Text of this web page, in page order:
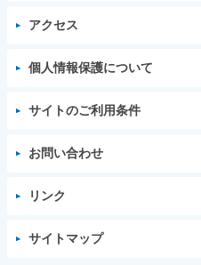
アクセス
個人情報保護について
サイトのご利用条件
お問い合わせ
リンク
サイトマップ